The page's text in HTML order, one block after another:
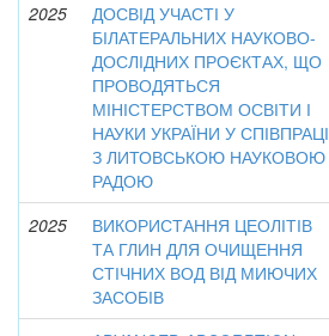
2025
ДОСВІД УЧАСТІ У
БІЛАТЕРАЛЬНИХ НАУКОВО-
ДОСЛІДНИХ ПРОЄКТАХ, ЩО
ПРОВОДЯТЬСЯ
МІНІСТЕРСТВОМ ОСВІТИ І
НАУКИ УКРАЇНИ У СПІВПРАЦІ
З ЛИТОВСЬКОЮ НАУКОВОЮ
РАДОЮ
2025
ВИКОРИСТАННЯ ЦЕОЛІТІВ
ТА ГЛИН ДЛЯ ОЧИЩЕННЯ
СТІЧНИХ ВОД ВІД МИЮЧИХ
ЗАСОБІВ